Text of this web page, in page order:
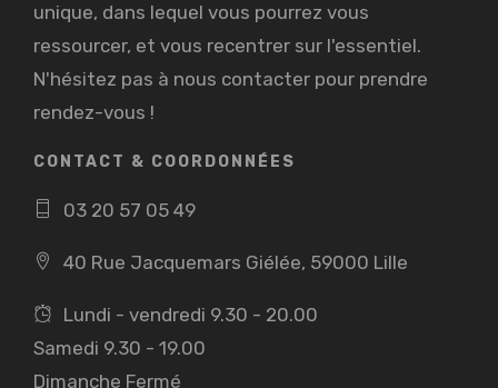
unique, dans lequel vous pourrez vous
ressourcer, et vous recentrer sur l'essentiel.
N'hésitez pas à nous contacter pour prendre
rendez-vous !
CONTACT & COORDONNÉES
03 20 57 05 49
40 Rue Jacquemars Giélée, 59000 Lille
Lundi - vendredi 9.30 - 20.00
Samedi 9.30 - 19.00
Dimanche Fermé